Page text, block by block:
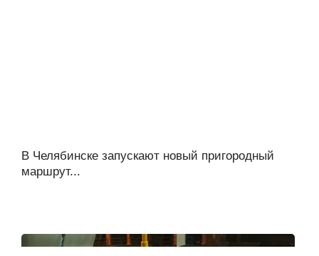
В Челябинске запускают новый пригородный
маршрут...